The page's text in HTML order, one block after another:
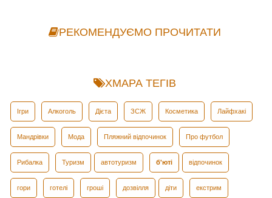
РЕКОМЕНДУЄМО ПРОЧИТАТИ
ХМАРА ТЕГІВ
Ігри Алкоголь Дієта ЗСЖ Косметика Лайфхакі
Мандрівки Мода Пляжний відпочинок Про футбол
Рибалка Туризм автотуризм б'юті відпочинок
гори готелі гроші дозвілля діти екстрим